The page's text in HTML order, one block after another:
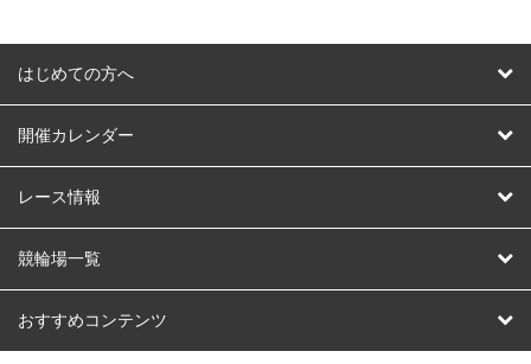
はじめての方へ
はじめての方へ
開催カレンダー
競輪
オートレース
競輪くじ
レース情報
レース予想
レース結果
競輪場一覧
北日本 函館競輪場
おすすめコンテンツ